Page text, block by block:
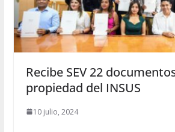
Recibe SEV 22
propiedad del INSUS
10 julio, 2024